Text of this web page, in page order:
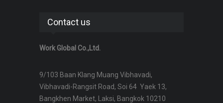
Contact us
Work Global Co.,Ltd.
9/103 Baan Klang Muang Vibhavadi,
Vibhavadi-Rangsit Road, Soi 64 Yaek 13,
Bangkhen Market, Laksi, Bangkok 10210